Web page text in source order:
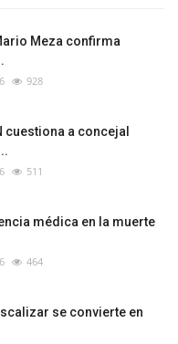
Meza confirma
928
cuestiona a concejal
511
médica en la muerte
464
se convierte en